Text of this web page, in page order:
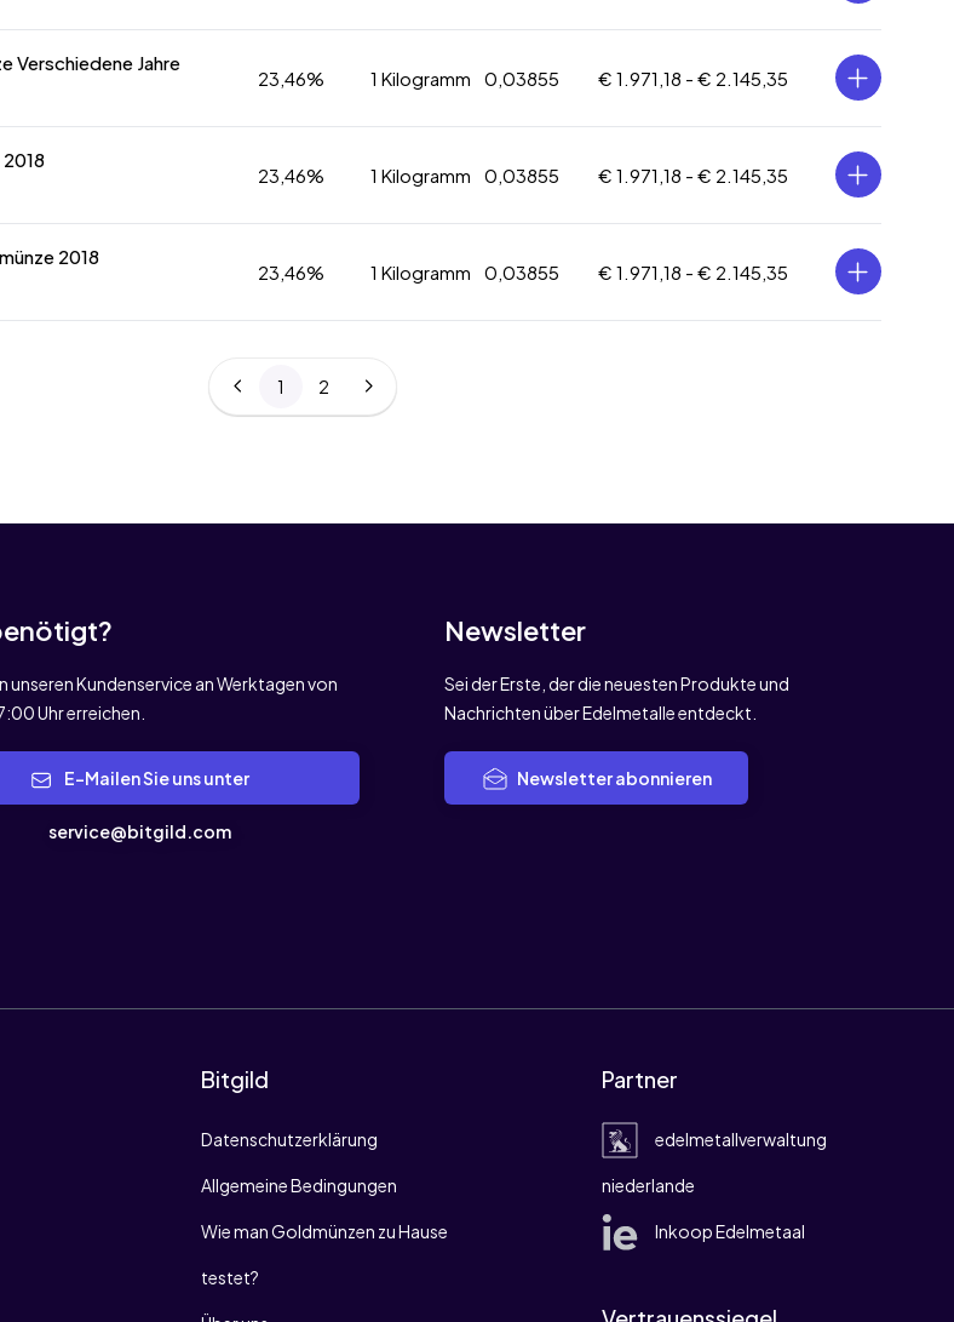
Verschiedene Jahre
23,46% 1 Kilogramm 0,03855 € 1.971,18 - € 2.145,35
2018
23,46% 1 Kilogramm 0,03855 € 1.971,18 - € 2.145,35
2018
23,46% 1 Kilogramm 0,03855 € 1.971,18 - € 2.145,35
1 2
unseren Kundenservice an Werktagen von
Uhr erreichen.
service@bitgild.com
Newsletter
Sei der Erste, der die neuesten Produkte und
Nachrichten über Edelmetalle entdeckt.
Newsletter abonnieren
Bitgild
Datenschutzerklärung
Allgemeine Bedingungen
Wie man Goldmünzen zu Hause
testet?
Partner
edelmetallverwaltung
niederlande
Inkoop Edelmetaal